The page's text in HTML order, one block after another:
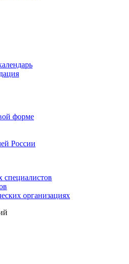
форме
России
специалистов
организациях